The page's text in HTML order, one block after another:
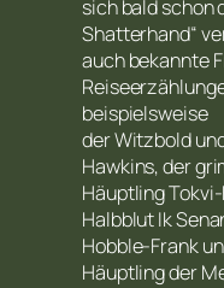
sich bald schon
Shatterhand“
auch bekannte
beispielsweise
der Witzbold
Hawkins, der
Häuptling
Halbblut Ik
Hobble-Frank
Häuptling der